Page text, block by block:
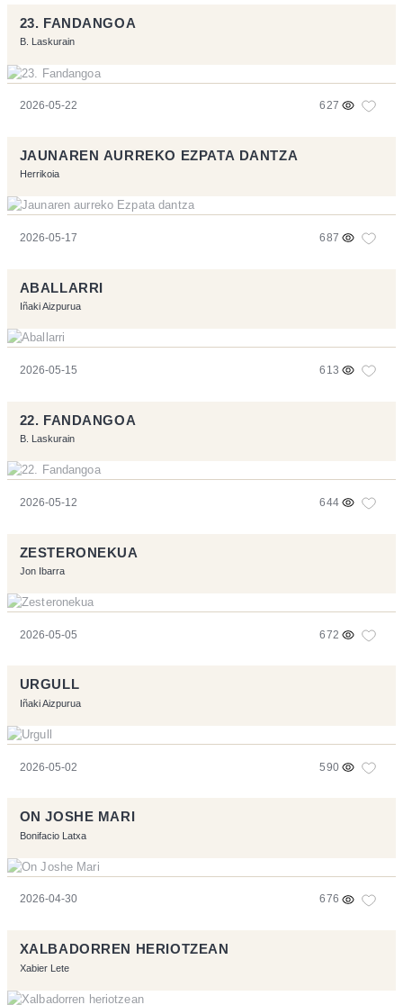
23. FANDANGOA
B. Laskurain
2026-05-22 627
JAUNAREN AURREKO EZPATA DANTZA
Herrikoia
2026-05-17 687
ABALLARRI
Iñaki Aizpurua
2026-05-15 613
22. FANDANGOA
B. Laskurain
2026-05-12 644
ZESTERONEKUA
Jon Ibarra
2026-05-05 672
URGULL
Iñaki Aizpurua
2026-05-02 590
ON JOSHE MARI
Bonifacio Latxa
2026-04-30 676
XALBADORREN HERIOTZEAN
Xabier Lete